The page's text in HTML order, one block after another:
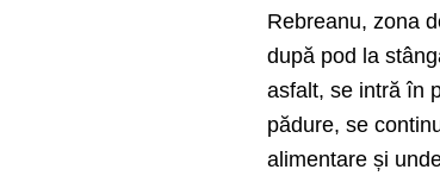
Rebreanu, zona
după pod la
asfalt, se intră în
pădure, se
alimentare și